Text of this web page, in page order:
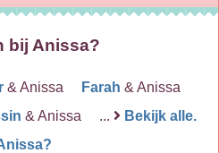
bij Anissa?
& Anissa Farah & Anissa
& Anissa ...
Bekijk alle.